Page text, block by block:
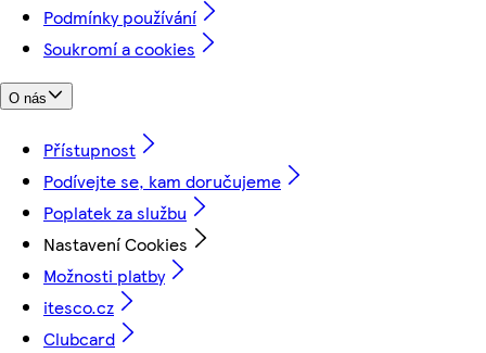
Podmínky používání
Soukromí a cookies
O nás
Přístupnost
Podívejte se, kam doručujeme
Poplatek za službu
Nastavení Cookies
Možnosti platby
itesco.cz
Clubcard